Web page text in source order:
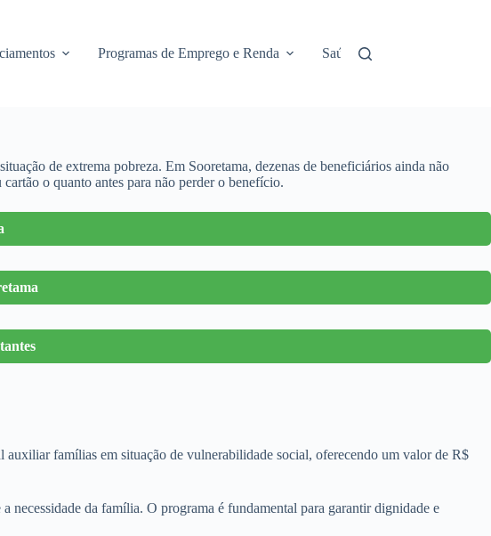
Programas de Emprego e Renda Saúde e Assistência
de extrema pobreza. Em Sooretama, dezenas de beneficiários ainda não
o quanto antes para não perder o benefício.
famílias em situação de vulnerabilidade social, oferecendo um valor de R$
necessidade da família. O programa é fundamental para garantir dignidade e